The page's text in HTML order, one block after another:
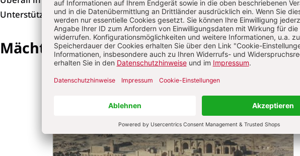
Unterstützung vor Ort setzen.
Mächtiges Hatra